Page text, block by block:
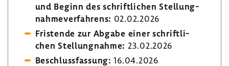
und Beginn des schrift­li­chen Stel­lung­
nah­me­ver­fah­rens: 02.02.2026
Fris­tende zur Abgabe einer schrift­li­
chen Stel­lung­nahme: 23.02.2026
Beschluss­fas­sung: 16.04.2026